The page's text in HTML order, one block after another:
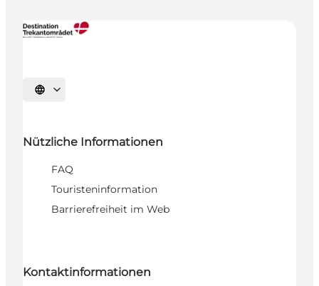
Sprache auswählen
Nützliche Informationen
FAQ
Touristeninformation
Barrierefreiheit im Web
Kontaktinformationen